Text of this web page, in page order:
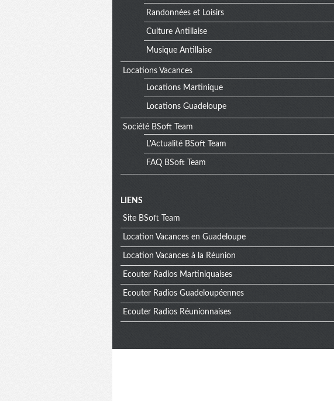
Randonnées et Loisirs
Culture Antillaise
Musique Antillaise
Locations Vacances
Locations Martinique
Locations Guadeloupe
Société BSoft Team
L'Actualité BSoft Team
FAQ BSoft Team
Menu
extra
LIENS
Site BSoft Team
Location Vacances en Guadeloupe
Location Vacances à la Réunion
Ecouter Radios Martiniquaises
Ecouter Radios Guadeloupéennes
Ecouter Radios Réunionnaises